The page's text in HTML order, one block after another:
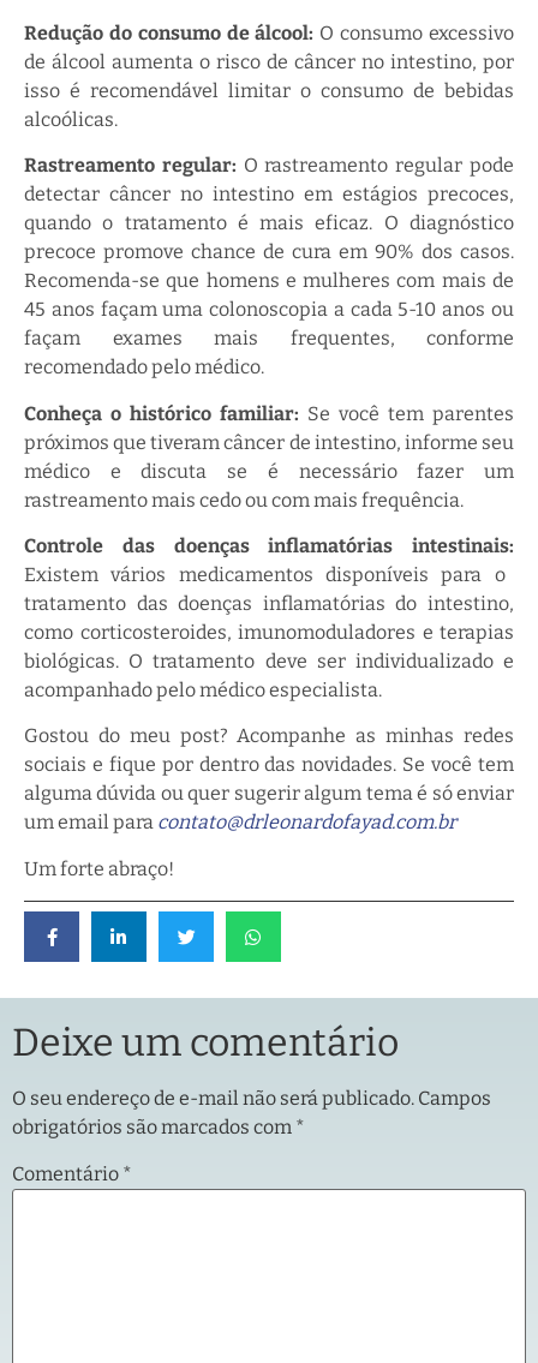
Redução do consumo de álcool: O consumo excessivo
de álcool aumenta o risco de câncer no intestino, por
isso é recomendável limitar o consumo de bebidas
alcoólicas.
Rastreamento regular: O rastreamento regular pode
detectar câncer no intestino em estágios precoces,
quando o tratamento é mais eficaz. O diagnóstico
precoce promove chance de cura em 90% dos casos.
Recomenda-se que homens e mulheres com mais de
45 anos façam uma colonoscopia a cada 5-10 anos ou
façam exames mais frequentes, conforme
recomendado pelo médico.
Conheça o histórico familiar: Se você tem parentes
próximos que tiveram câncer de intestino, informe seu
médico e discuta se é necessário fazer um
rastreamento mais cedo ou com mais frequência.
Controle das doenças inflamatórias intestinais:
Existem vários medicamentos disponíveis para o
tratamento das doenças inflamatórias do intestino,
como corticosteroides, imunomoduladores e terapias
biológicas. O tratamento deve ser individualizado e
acompanhado pelo médico especialista.
Gostou do meu post? Acompanhe as minhas redes
sociais e fique por dentro das novidades. Se você tem
alguma dúvida ou quer sugerir algum tema é só enviar
um email para contato@drleonardofayad.com.br
Um forte abraço!
Deixe um comentário
O seu endereço de e-mail não será publicado. Campos
obrigatórios são marcados com *
Comentário *